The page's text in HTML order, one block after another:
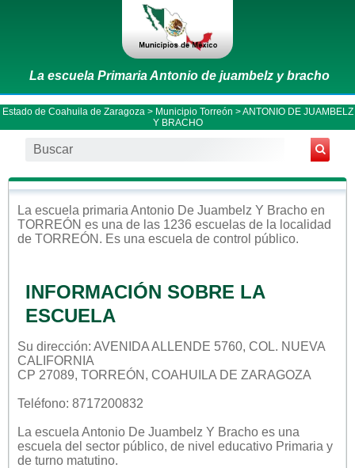
La escuela Primaria Antonio de juambelz y bracho
Estado de Coahuila de Zaragoza > Municipio Torreón > ANTONIO DE JUAMBELZ
Y BRACHO
La escuela primaria Antonio De Juambelz Y Bracho en
TORREÓN es una de las 1236 escuelas de la localidad
de TORREÓN . Es una escuela de control público.
INFORMACIÓN SOBRE LA
ESCUELA
Su dirección: AVENIDA ALLENDE 5760, COL. NUEVA
CALIFORNIA
CP 27089, TORREÓN, COAHUILA DE ZARAGOZA
Teléfono: 8717200832
La escuela Antonio De Juambelz Y Bracho es una
escuela del sector público, de nivel educativo Primaria y
de turno matutino.